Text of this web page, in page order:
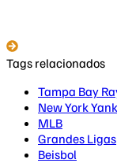
Tags relacionados
Tampa Bay
New York
MLB
Grandes Ligas
Beisbol